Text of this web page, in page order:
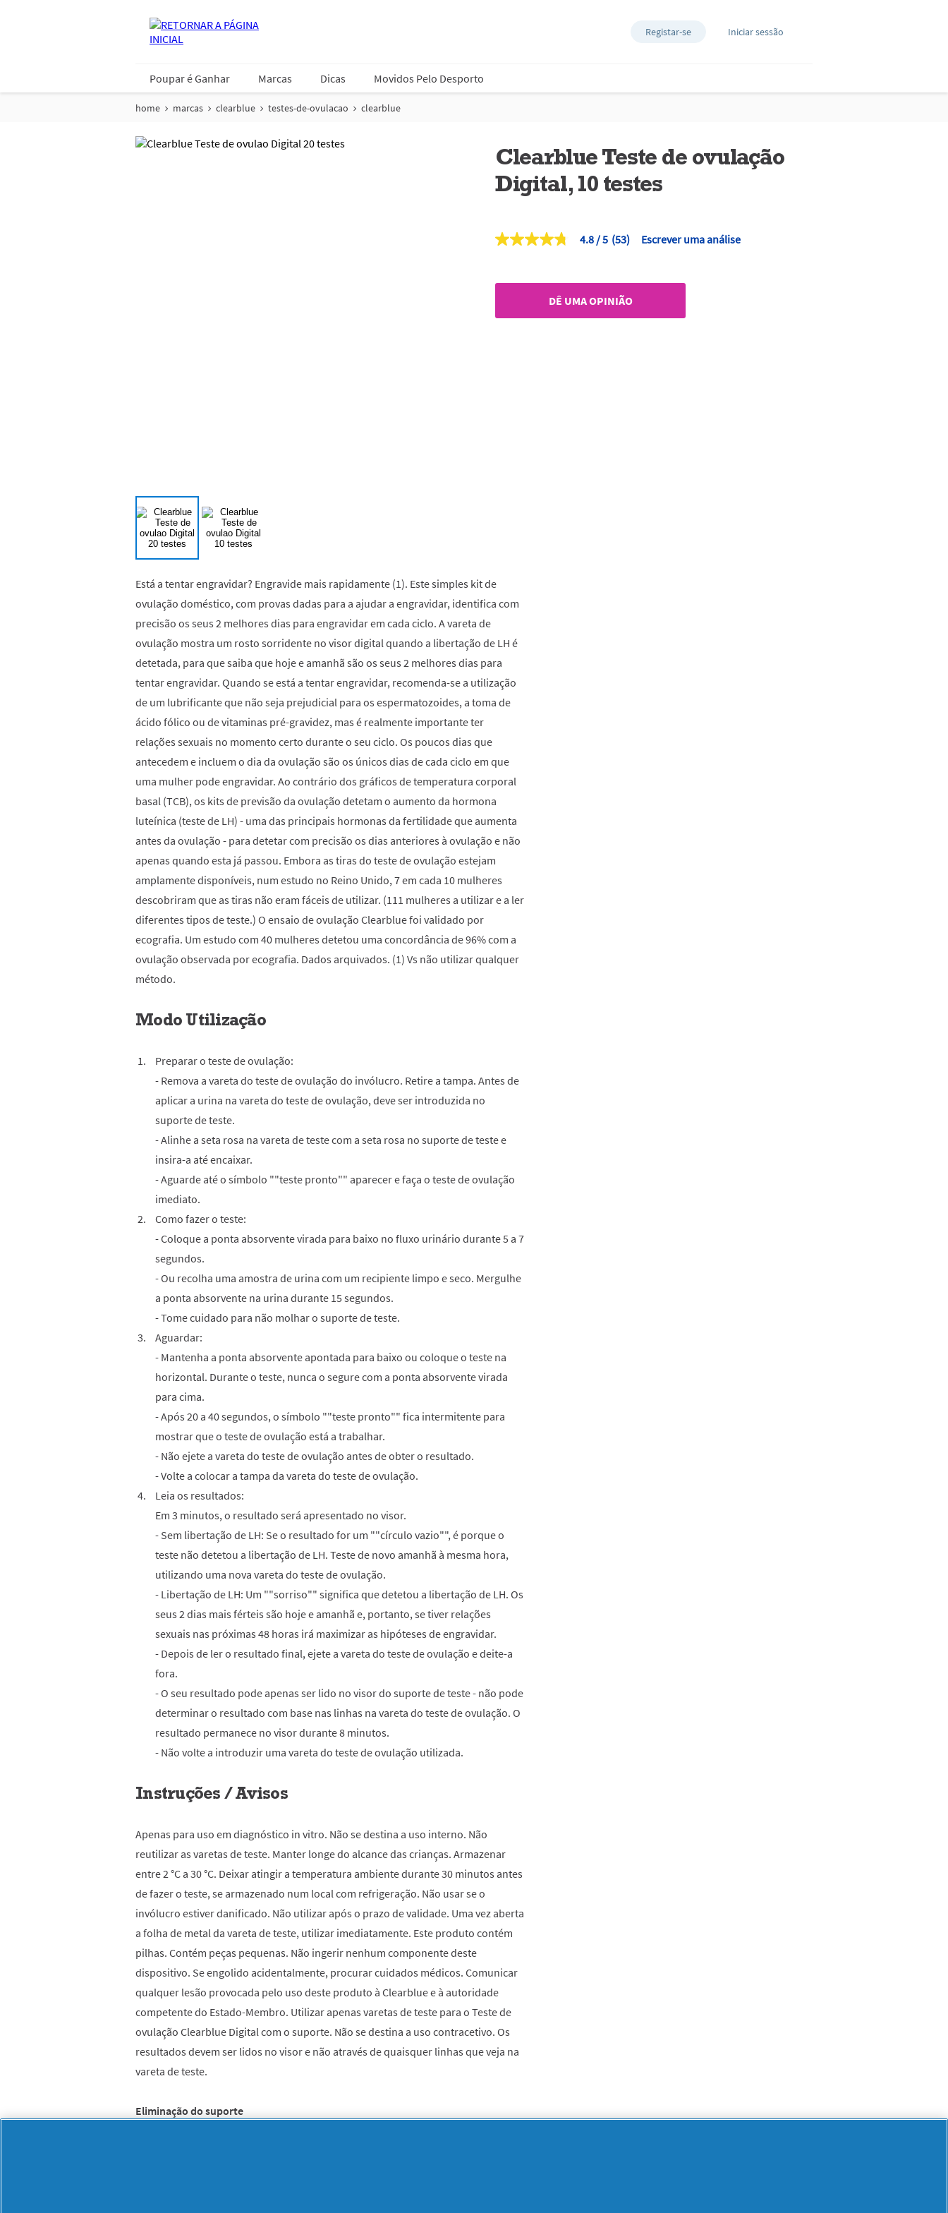
Registar-se Iniciar sessão
Poupar é Ganhar Marcas Dicas Movidos Pelo Desporto
home marcas clearblue testes-de-ovulacao clearblue
Clearblue Teste de ovulação
Digital, 10 testes
4.8
4.8 (53) Escrever uma análise
DÊ UMA OPINIÃO
Está a tentar engravidar? Engravide mais rapidamente (1). Este simples kit de
ovulação doméstico, com provas dadas para a ajudar a engravidar, identifica com
precisão os seus 2 melhores dias para engravidar em cada ciclo. A vareta de
ovulação mostra um rosto sorridente no visor digital quando a libertação de LH é
detetada, para que saiba que hoje e amanhã são os seus 2 melhores dias para
tentar engravidar. Quando se está a tentar engravidar, recomenda-se a utilização
de um lubrificante que não seja prejudicial para os espermatozoides, a toma de
ácido fólico ou de vitaminas pré-gravidez, mas é realmente importante ter
relações sexuais no momento certo durante o seu ciclo. Os poucos dias que
antecedem e incluem o dia da ovulação são os únicos dias de cada ciclo em que
uma mulher pode engravidar. Ao contrário dos gráficos de temperatura corporal
basal (TCB), os kits de previsão da ovulação detetam o aumento da hormona
luteínica (teste de LH) - uma das principais hormonas da fertilidade que aumenta
antes da ovulação - para detetar com precisão os dias anteriores à ovulação e não
apenas quando esta já passou. Embora as tiras do teste de ovulação estejam
amplamente disponíveis, num estudo no Reino Unido, 7 em cada 10 mulheres
descobriram que as tiras não eram fáceis de utilizar. (111 mulheres a utilizar e a ler
diferentes tipos de teste.) O ensaio de ovulação Clearblue foi validado por
ecografia. Um estudo com 40 mulheres detetou uma concordância de 96% com a
ovulação observada por ecografia. Dados arquivados. (1) Vs não utilizar qualquer
método.
Modo Utilização
Preparar o teste de ovulação:
- Remova a vareta do teste de ovulação do invólucro. Retire a tampa. Antes de
aplicar a urina na vareta do teste de ovulação, deve ser introduzida no
suporte de teste.
- Alinhe a seta rosa na vareta de teste com a seta rosa no suporte de teste e
insira-a até encaixar.
- Aguarde até o símbolo ""teste pronto"" aparecer e faça o teste de ovulação
imediato.
Como fazer o teste:
- Coloque a ponta absorvente virada para baixo no fluxo urinário durante 5 a 7
segundos.
- Ou recolha uma amostra de urina com um recipiente limpo e seco. Mergulhe
a ponta absorvente na urina durante 15 segundos.
- Tome cuidado para não molhar o suporte de teste.
Aguardar:
- Mantenha a ponta absorvente apontada para baixo ou coloque o teste na
horizontal. Durante o teste, nunca o segure com a ponta absorvente virada
para cima.
- Após 20 a 40 segundos, o símbolo ""teste pronto"" fica intermitente para
mostrar que o teste de ovulação está a trabalhar.
- Não ejete a vareta do teste de ovulação antes de obter o resultado.
- Volte a colocar a tampa da vareta do teste de ovulação.
Leia os resultados:
Em 3 minutos, o resultado será apresentado no visor.
- Sem libertação de LH: Se o resultado for um ""círculo vazio"", é porque o
teste não detetou a libertação de LH. Teste de novo amanhã à mesma hora,
utilizando uma nova vareta do teste de ovulação.
- Libertação de LH: Um ""sorriso"" significa que detetou a libertação de LH. Os
seus 2 dias mais férteis são hoje e amanhã e, portanto, se tiver relações
sexuais nas próximas 48 horas irá maximizar as hipóteses de engravidar.
- Depois de ler o resultado final, ejete a vareta do teste de ovulação e deite-a
fora.
- O seu resultado pode apenas ser lido no visor do suporte de teste - não pode
determinar o resultado com base nas linhas na vareta do teste de ovulação. O
resultado permanece no visor durante 8 minutos.
- Não volte a introduzir uma vareta do teste de ovulação utilizada.
Instruções / Avisos
Apenas para uso em diagnóstico in vitro. Não se destina a uso interno. Não
reutilizar as varetas de teste. Manter longe do alcance das crianças. Armazenar
entre 2 °C a 30 °C. Deixar atingir a temperatura ambiente durante 30 minutos antes
de fazer o teste, se armazenado num local com refrigeração. Não usar se o
invólucro estiver danificado. Não utilizar após o prazo de validade. Uma vez aberta
a folha de metal da vareta de teste, utilizar imediatamente. Este produto contém
pilhas. Contém peças pequenas. Não ingerir nenhum componente deste
dispositivo. Se engolido acidentalmente, procurar cuidados médicos. Comunicar
qualquer lesão provocada pelo uso deste produto à Clearblue e à autoridade
competente do Estado-Membro. Utilizar apenas varetas de teste para o Teste de
ovulação Clearblue Digital com o suporte. Não se destina a uso contracetivo. Os
resultados devem ser lidos no visor e não através de quaisquer linhas que veja na
vareta de teste.
Eliminação do suporte